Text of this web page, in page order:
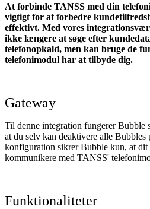
At forbinde TANSS med din
vigtigt for at forbedre
effektivt. Med vores
ikke længere at søge efter
telefonopkald, men kan bruge de
telefonimodul har at tilbyde dig.
Gateway
Til denne integration fungerer Bubble
at du selv kan deaktivere alle
konfiguration sikrer Bubble kun, at
kommunikere med TANSS'
Funktionaliteter